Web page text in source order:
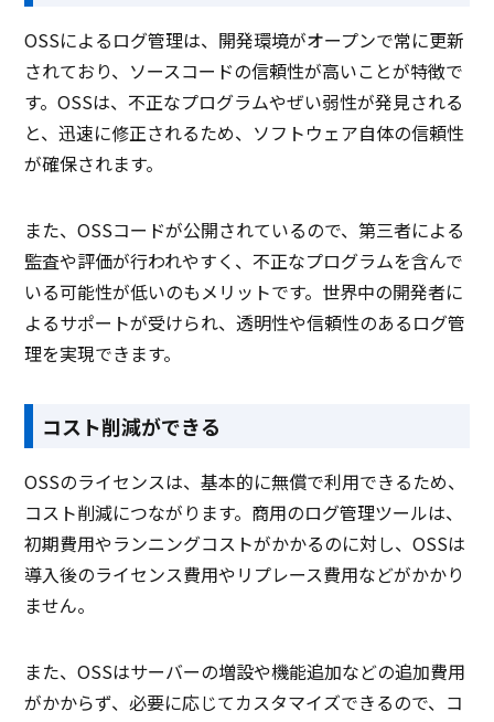
OSSによるログ管理は、開発環境がオープンで常に更新
されており、ソースコードの信頼性が高いことが特徴で
す。OSSは、不正なプログラムやぜい弱性が発見される
と、迅速に修正されるため、ソフトウェア自体の信頼性
が確保されます。
また、OSSコードが公開されているので、第三者による
監査や評価が行われやすく、不正なプログラムを含んで
いる可能性が低いのもメリットです。世界中の開発者に
よるサポートが受けられ、透明性や信頼性のあるログ管
理を実現できます。
コスト削減ができる
OSSのライセンスは、基本的に無償で利用できるため、
コスト削減につながります。商用のログ管理ツールは、
初期費用やランニングコストがかかるのに対し、OSSは
導入後のライセンス費用やリプレース費用などがかかり
ません。
また、OSSはサーバーの増設や機能追加などの追加費用
がかからず、必要に応じてカスタマイズできるので、コ